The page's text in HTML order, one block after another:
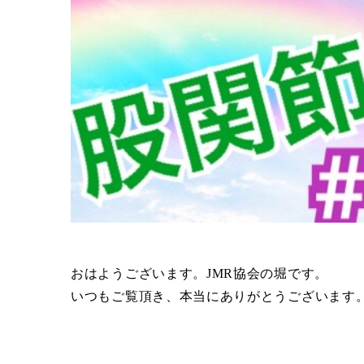
おはようございます。JMR協会の堀です。
いつもご覧頂き、本当にありがとうございます